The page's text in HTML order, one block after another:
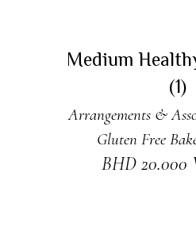
Medium
(1)
Arrangements &
Gluten Free
BHD 20.000